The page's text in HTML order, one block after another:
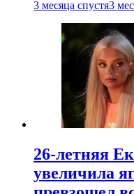
3 месяца спустя3
26-летняя
увеличила